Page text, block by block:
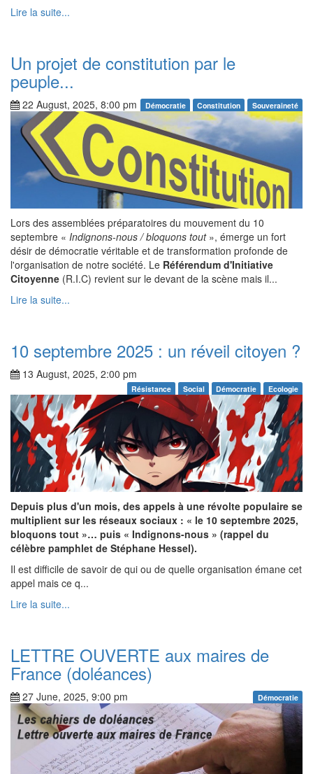
Lire la suite...
Un projet de constitution par le
peuple...
22 August, 2025, 8:00 pm Démocratie Constitution Souveraineté
Lors des assemblées préparatoires du mouvement du 10
septembre « Indignons-nous / bloquons tout», émerge un fort
désir de démocratie véritable et de transformation profonde de
l'organisation de notre société. Le Référendum d'Initiative
Citoyenne (R.I.C) revient sur le devant de la scène mais il...
Lire la suite...
10 septembre 2025 : un réveil citoyen ?
13 August, 2025, 2:00 pm
Résistance Social Démocratie Ecologie
Depuis plus d'un mois, des appels à une révolte populaire se
multiplient sur les réseaux sociaux : « le 10 septembre 2025,
bloquons tout »… puis « Indignons-nous » (rappel du
célèbre pamphlet de Stéphane Hessel).
Il est difficile de savoir de qui ou de quelle organisation émane cet
appel mais ce q...
Lire la suite...
LETTRE OUVERTE aux maires de
France (doléances)
27 June, 2025, 9:00 pm Démocratie